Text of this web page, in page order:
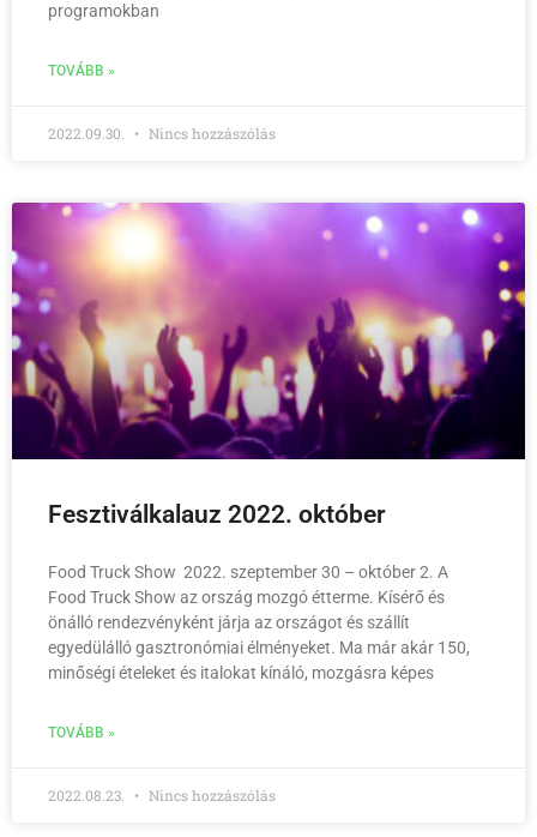
programokban
TOVÁBB »
2022.09.30. Nincs hozzászólás
Fesztiválkalauz 2022. október
Food Truck Show 2022. szeptember 30 – október 2. A
Food Truck Show az ország mozgó étterme. Kísérő és
önálló rendezvényként járja az országot és szállít
egyedülálló gasztronómiai élményeket. Ma már akár 150,
minőségi ételeket és italokat kínáló, mozgásra képes
TOVÁBB »
2022.08.23. Nincs hozzászólás